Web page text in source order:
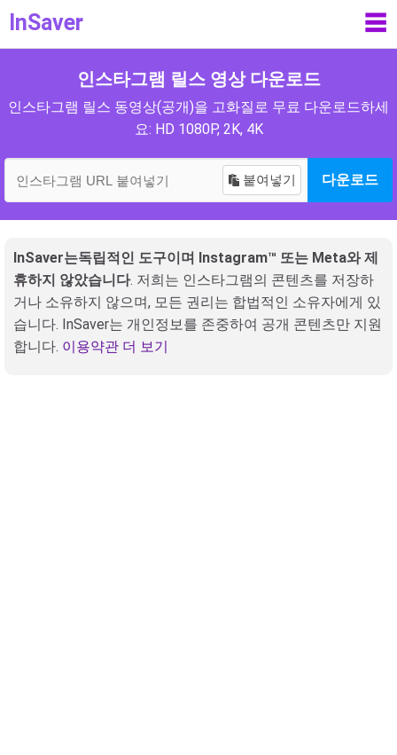
InSaver ☰
인스타그램 릴스 영상 다운로드
인스타그램 릴스 동영상(공개)을 고화질로 무료 다운로드하세
요: HD 1080P, 2K, 4K
붙여넣기 다운로드
InSaver는독립적인 도구이며 Instagram™ 또는 Meta와 제
휴하지 않았습니다. 저희는 인스타그램의 콘텐츠를 저장하
거나 소유하지 않으며, 모든 권리는 합법적인 소유자에게 있
습니다. InSaver는 개인정보를 존중하여 공개 콘텐츠만 지원
합니다. 이용약관 더 보기